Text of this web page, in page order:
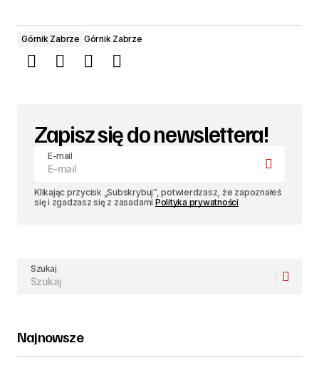
Górnik Zabrze Górnik Zabrze
Zapisz się do newslettera!
E-mail
Klikając przycisk „Subskrybuj”, potwierdzasz, że zapoznałeś
się i zgadzasz się z zasadami Polityka prywatności
Szukaj
Najnowsze